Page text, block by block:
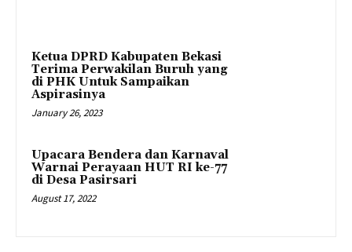
Ketua DPRD Kabupaten Bekasi
Terima Perwakilan Buruh yang
di PHK Untuk Sampaikan
Aspirasinya
January 26, 2023
Upacara Bendera dan Karnaval
Warnai Perayaan HUT RI ke-77
di Desa Pasirsari
August 17, 2022